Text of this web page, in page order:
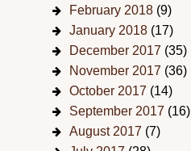
February 2018 (9)
January 2018 (17)
December 2017 (35)
November 2017 (36)
October 2017 (14)
September 2017 (16)
August 2017 (7)